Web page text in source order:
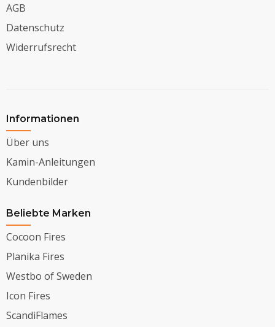
AGB
Datenschutz
Widerrufsrecht
Informationen
Über uns
Kamin-Anleitungen
Kundenbilder
Beliebte Marken
Cocoon Fires
Planika Fires
Westbo of Sweden
Icon Fires
ScandiFlames